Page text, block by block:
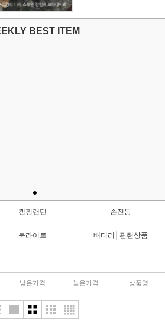
BEST ITEM
캠핑랜턴 손전등
북라이트 배터리│관련상품
낮은가격 높은가격 상품명